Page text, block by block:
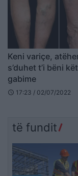
Keni variçe,
s’duhet t’i bëni
gabime
schedule 17:23 / 02/07/2022
të fundit